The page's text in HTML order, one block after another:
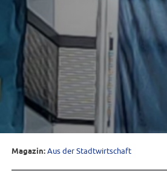
Magazin:Aus der Stadtwirtschaft